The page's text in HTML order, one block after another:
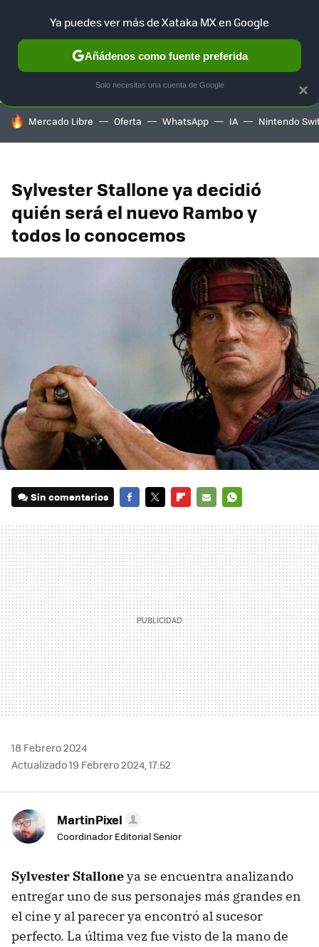
SELECCIÓN GAMING HOME AUTO TERRITORIO
HOY SE HABLA DE
Mercado Libre Oferta WhatsApp IA Nintendo
Sylvester Stallone ya decidió
quién será el nuevo Rambo y
todos lo conocemos
Sin comentarios
MAIL
18 Febrero 2024
Actualizado 19 Febrero 2024, 17:52
MartinPixel
Coordinador Editorial Senior
Sylvester Stalloneya se encuentra analizando
entregar uno de sus personajes más grandes en
el cine y al parecer ya encontró al sucesor
perfecto. La última vez fue visto de la mano de
×
Ya puedes ver más de Xataka MX en Google
Añádenos como fuente preferida
Solo necesitas una cuenta de Google